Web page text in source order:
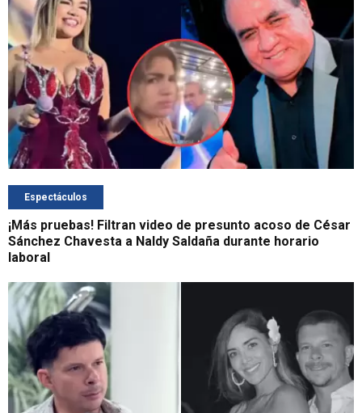
Espectáculos
¡Más pruebas! Filtran video de presunto acoso de César
Sánchez Chavesta a Naldy Saldaña durante horario
laboral